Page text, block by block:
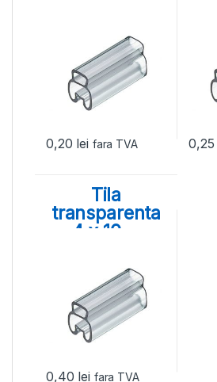
mm
0,20 lei fara TVA 0,25
Tila
transparenta
4 x 10, ⌀
23 mm
0,40 lei fara TVA